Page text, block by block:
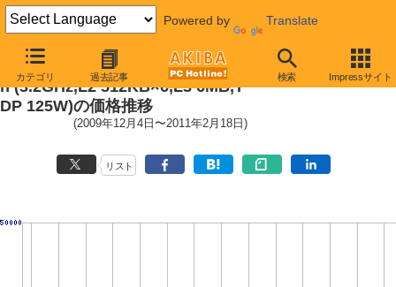
Powered by Translate
カテゴリ 過去記事 検索 Impressサイト
Phenom II X6 1090T Black Editio
n (3.2GHz,L2 512KB×6,L3 6MB,T
DP 125W)の価格推移
(2009年12月4日〜2011年2月18日)
リスト